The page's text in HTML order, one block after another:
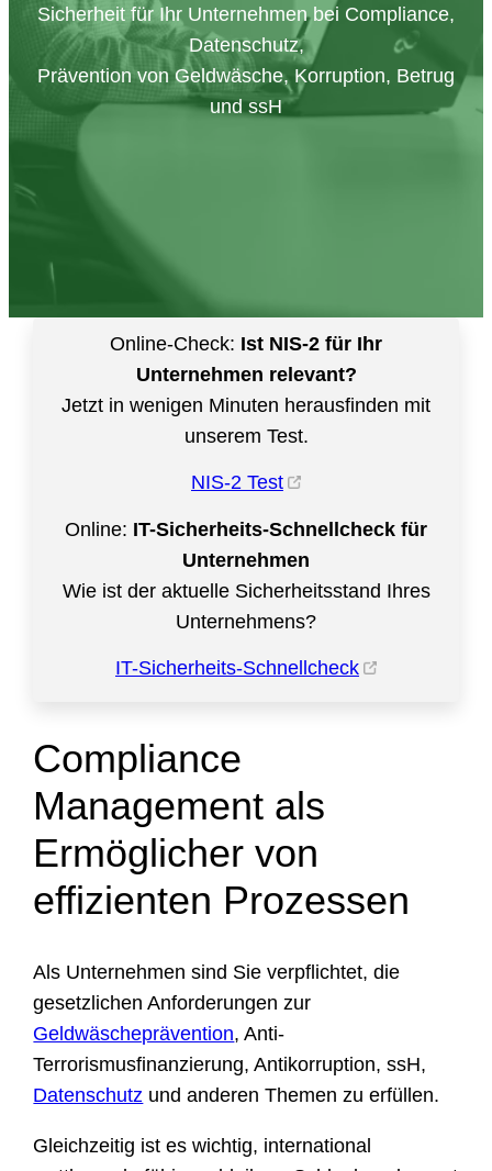
Sicherheit für Ihr Unternehmen bei Compliance,
Datenschutz,
Prävention von Geldwäsche, Korruption, Betrug
und ssH
Online-Check: Ist NIS-2 für Ihr
Unternehmen relevant?
Jetzt in wenigen Minuten herausfinden mit
unserem Test.
NIS-2 Test
Online: IT-Sicherheits-Schnellcheck für
Unternehmen
Wie ist der aktuelle Sicherheitsstand Ihres
Unternehmens?
IT-Sicherheits-Schnellcheck
Compliance
Management als
Ermöglicher von
effizienten Prozessen
Als Unternehmen sind Sie verpflichtet, die
gesetzlichen Anforderungen zur
Geldwäscheprävention, Anti-
Terrorismusfinanzierung, Antikorruption, ssH,
Datenschutz und anderen Themen zu erfüllen.
Gleichzeitig ist es wichtig, international